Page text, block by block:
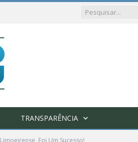
TRANSPARÊNCIA
Foi Um Sucesso!